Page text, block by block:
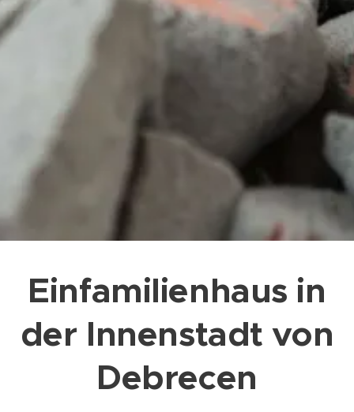
Einfamilienhaus in
der Innenstadt von
Debrecen